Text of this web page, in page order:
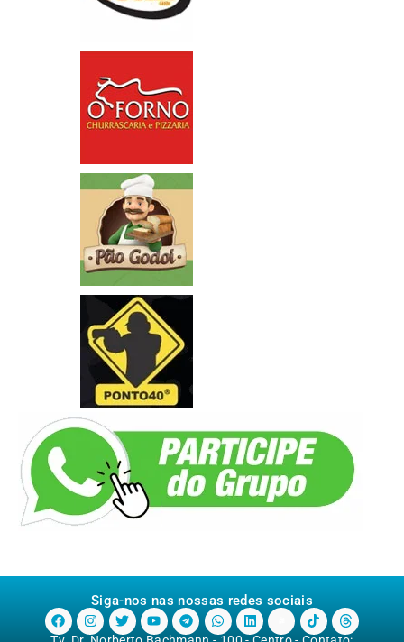
Siga-nos nas nossas redes sociais